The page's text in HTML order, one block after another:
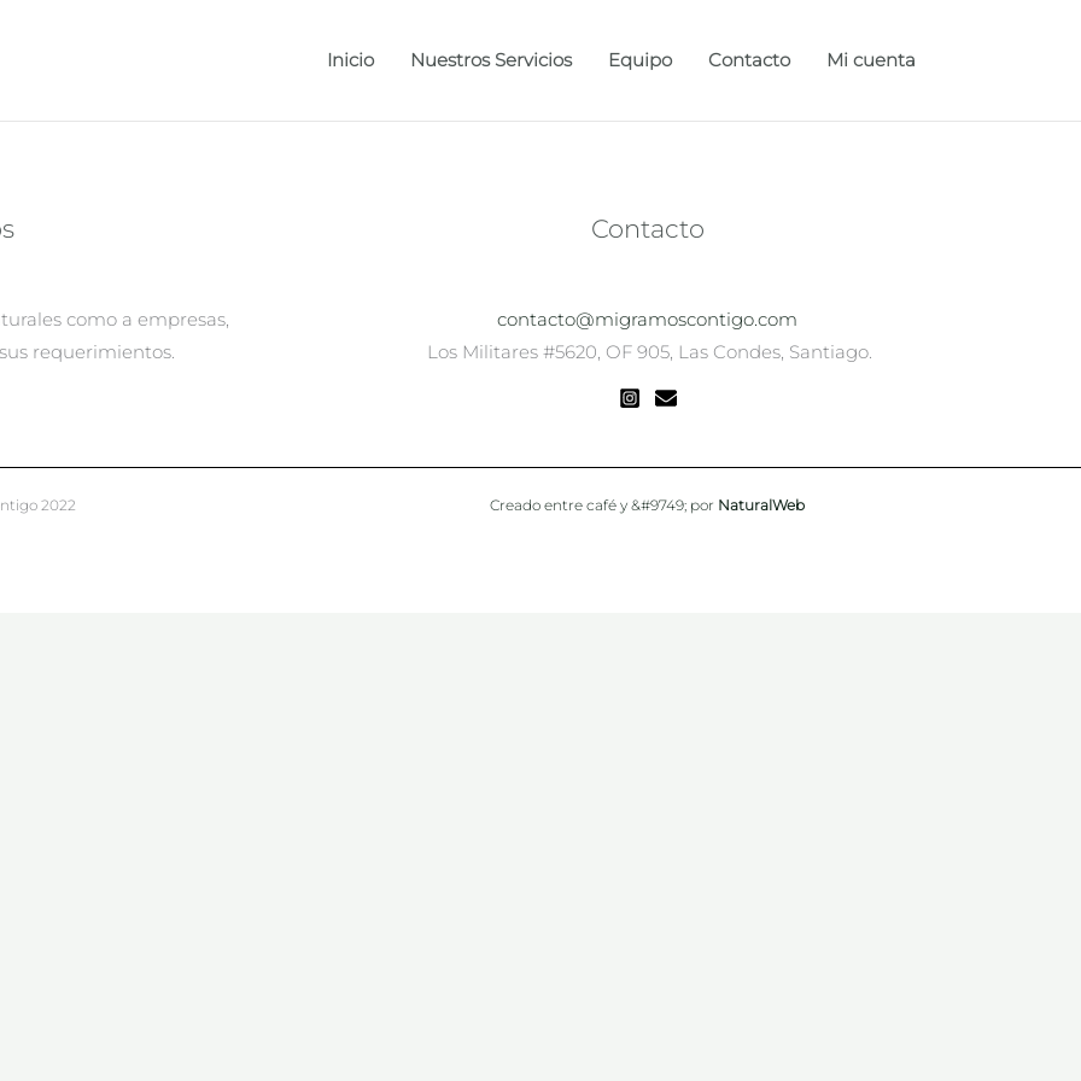
Inicio Nuestros Servicios Equipo Contacto Mi cuenta
como a empresas,
requerimientos.
Contacto
contacto@migramoscontigo.com
Los Militares #5620, OF 905, Las Condes, Santiago.
2022 Creado entre café y &#9749; por NaturalWeb